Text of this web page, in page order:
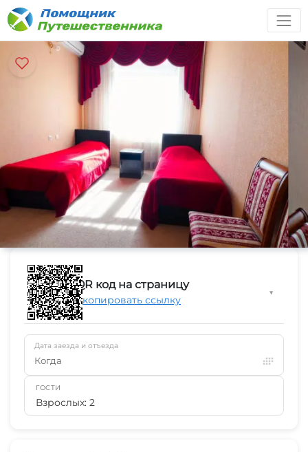
QR код на страницу
Скопировать ссылку
▼
Дата заезда и отъезда
Когда
ГОСТИ
Взрослых: 2